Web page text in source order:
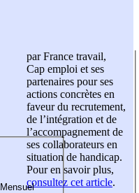
par France travail,
Cap emploi et ses
partenaires pour ses
actions concrètes en
faveur du recrutement,
de l’intégration et de
l’accompagnement de
ses collaborateurs en
situation de handicap.
Pour en savoir plus,
consultez cet article.